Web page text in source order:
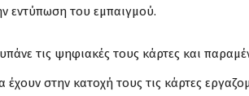
εντύπωση του εμπαιγμού.
τις ψηφιακές τους κάρτες και
στην κατοχή τους τις κάρτες